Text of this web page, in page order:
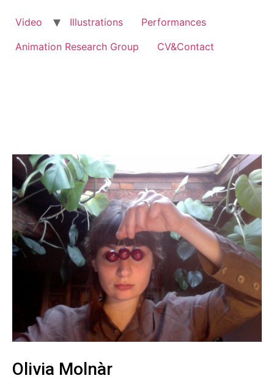
Video Illustrations
Performances
Animation Research Group
CV&Contact
Olivia Molnàr